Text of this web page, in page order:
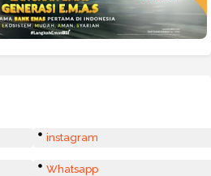
instagram
Whatsapp